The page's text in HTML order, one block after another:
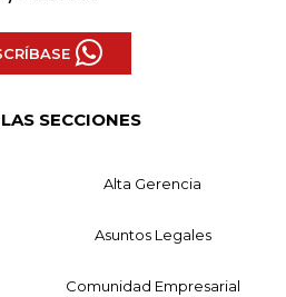
SECCIONES
Alta Gerencia
Asuntos Legales
Comunidad Empresarial